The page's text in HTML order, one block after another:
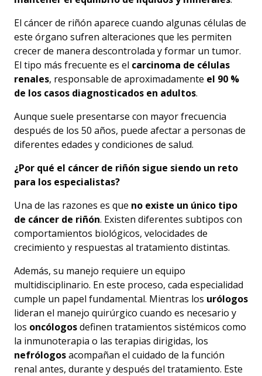
El cáncer de riñón aparece cuando algunas células de
este órgano sufren alteraciones que les permiten
crecer de manera descontrolada y formar un tumor.
El tipo más frecuente es el carcinoma de células
renales, responsable de aproximadamente el 90 %
de los casos diagnosticados en adultos.
Aunque suele presentarse con mayor frecuencia
después de los 50 años, puede afectar a personas de
diferentes edades y condiciones de salud.
¿Por qué el cáncer de riñón sigue siendo un reto
para los especialistas?
Una de las razones es que no existe un único tipo
de cáncer de riñón. Existen diferentes subtipos con
comportamientos biológicos, velocidades de
crecimiento y respuestas al tratamiento distintas.
Además, su manejo requiere un equipo
multidisciplinario. En este proceso, cada especialidad
cumple un papel fundamental. Mientras los urólogos
lideran el manejo quirúrgico cuando es necesario y
los oncólogosdefinen tratamientos sistémicos como
la inmunoterapia o las terapias dirigidas, los
nefrólogosacompañan el cuidado de la función
renal antes, durante y después del tratamiento. Este